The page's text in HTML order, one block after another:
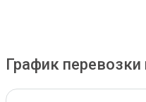
График